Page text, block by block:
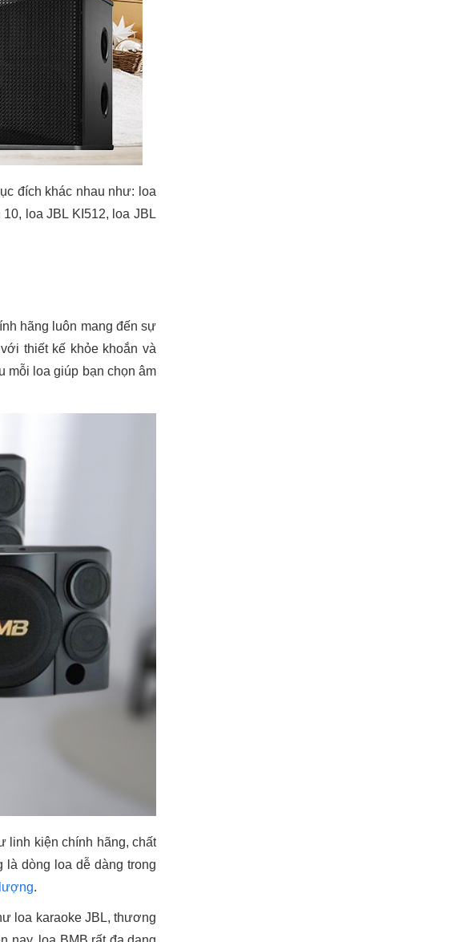
đích khác nhau như: loa
loa JBL KI512, loa JBL
hãng luôn mang đến sự
thiết kế khỏe khoắn và
mỗi loa giúp bạn chọn âm
linh kiện chính hãng, chất
là dòng loa dễ dàng trong
.
loa karaoke JBL, thương